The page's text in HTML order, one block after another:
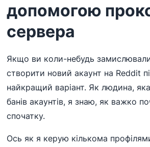
допомогою
сервера
Якщо ви коли-небудь
створити новий акаунт на Reddit
найкращий варіант. Як людина,
банів акаунтів, я знаю, як важко
спочатку.
Ось як я керую кількома